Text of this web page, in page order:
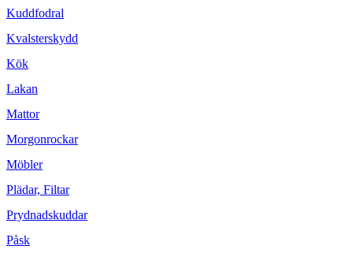
Kuddfodral
Kvalsterskydd
Kök
Lakan
Mattor
Morgonrockar
Möbler
Plädar, Filtar
Prydnadskuddar
Påsk